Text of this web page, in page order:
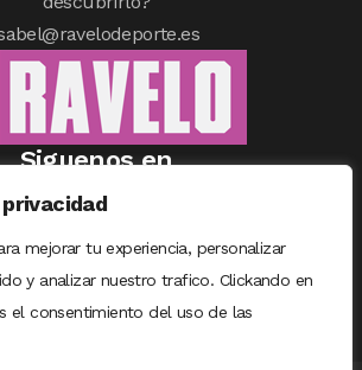
mejorar tu experiencia, personalizar
y analizar nuestro trafico. Clickando en
el consentimiento del uso de las
Siguenos en